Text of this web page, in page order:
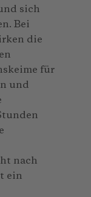
sich
Bei
die
für
und
nach
ein